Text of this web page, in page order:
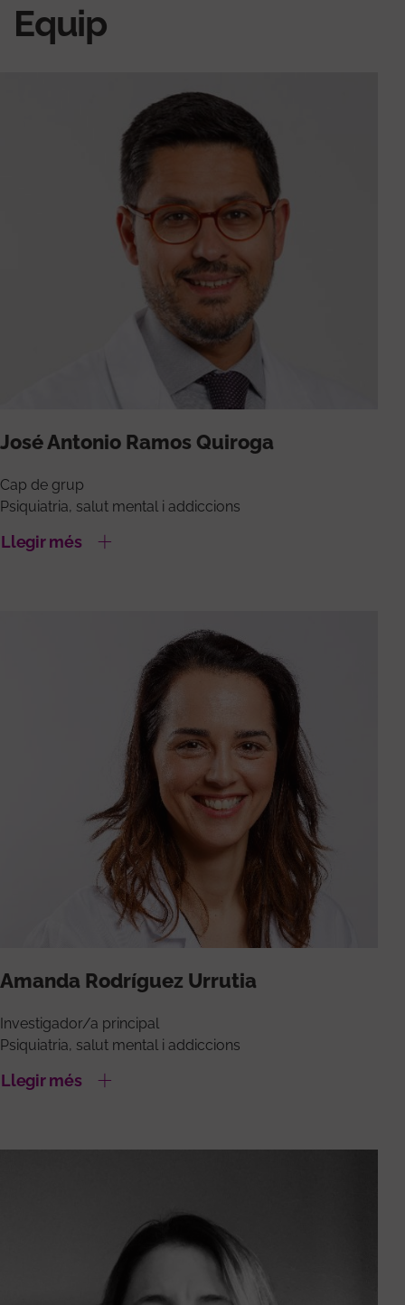
Equip
José Antonio Ramos Quiroga
Cap de grup
Psiquiatria, salut mental i addiccions
Llegir més
Amanda Rodríguez Urrutia
Investigador/a principal
Psiquiatria, salut mental i addiccions
Llegir més